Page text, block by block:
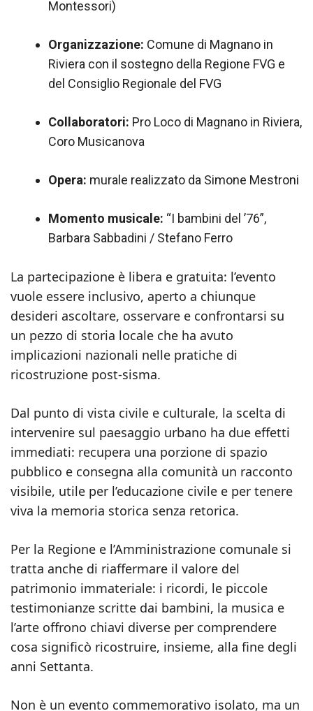
Montessori)
Organizzazione: Comune di Magnano in
Riviera con il sostegno della Regione FVG e
del Consiglio Regionale del FVG
Collaboratori: Pro Loco di Magnano in Riviera,
Coro Musicanova
Opera: murale realizzato da Simone Mestroni
Momento musicale: “I bambini del ’76”,
Barbara Sabbadini / Stefano Ferro
La partecipazione è libera e gratuita: l’evento
vuole essere inclusivo, aperto a chiunque
desideri ascoltare, osservare e confrontarsi su
un pezzo di storia locale che ha avuto
implicazioni nazionali nelle pratiche di
ricostruzione post-sisma.
Dal punto di vista civile e culturale, la scelta di
intervenire sul paesaggio urbano ha due effetti
immediati: recupera una porzione di spazio
pubblico e consegna alla comunità un racconto
visibile, utile per l’educazione civile e per tenere
viva la memoria storica senza retorica.
Per la Regione e l’Amministrazione comunale si
tratta anche di riaffermare il valore del
patrimonio immateriale: i ricordi, le piccole
testimonianze scritte dai bambini, la musica e
l’arte offrono chiavi diverse per comprendere
cosa significò ricostruire, insieme, alla fine degli
anni Settanta.
Non è un evento commemorativo isolato, ma un